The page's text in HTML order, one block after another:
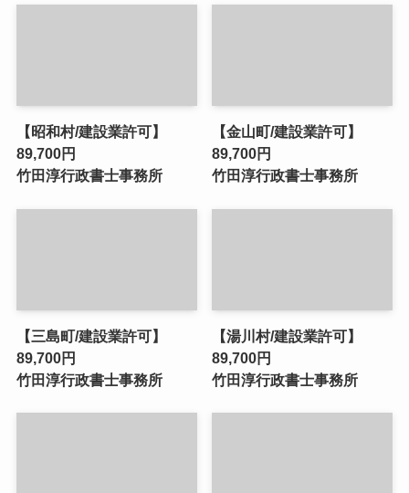
【昭和村/建設業許可】
89,700円
竹田淳行政書士事務所
【金山町/建設業許可】
89,700円
竹田淳行政書士事務所
【三島町/建設業許可】
89,700円
竹田淳行政書士事務所
【湯川村/建設業許可】
89,700円
竹田淳行政書士事務所